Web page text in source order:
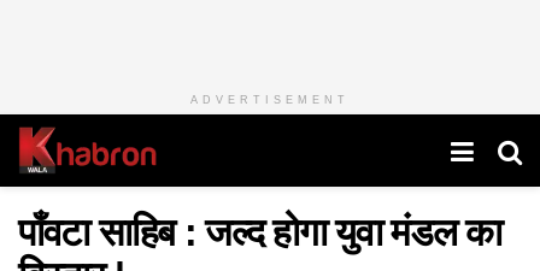
ADVERTISEMENT
पाँवटा साहिब : जल्द होगा युवा मंडल का